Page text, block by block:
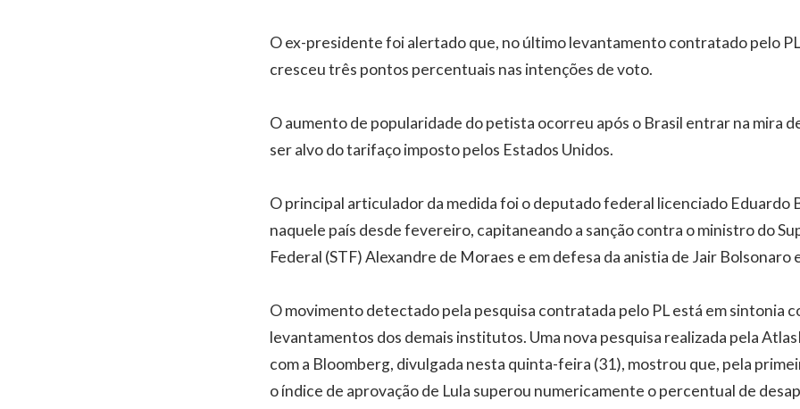
O ex-presidente foi alertado que, no último levantamento contratado pelo
cresceu três pontos percentuais nas intenções de voto.
O aumento de popularidade do petista ocorreu após o Brasil entrar na mira
ser alvo do tarifaço imposto pelos Estados Unidos.
O principal articulador da medida foi o deputado federal licenciado Eduardo
naquele país desde fevereiro, capitaneando a sanção contra o ministro do
Federal (STF) Alexandre de Moraes e em defesa da anistia de Jair Bolsonaro
O movimento detectado pela pesquisa contratada pelo PL está em sintonia
levantamentos dos demais institutos. Uma nova pesquisa realizada pela
com a Bloomberg, divulgada nesta quinta-feira (31), mostrou que, pela
o índice de aprovação de Lula superou numericamente o percentual de